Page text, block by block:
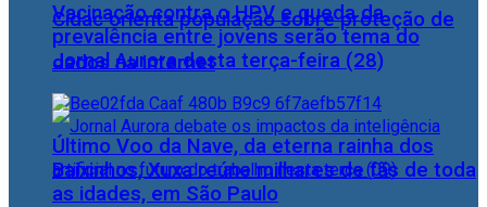
Cidac orienta população sobre proteção de
dados na internet
Vacinação contra o HPV e queda da
prevalência entre jovens serão tema do
Jornal Aurora desta terça-feira (28)
Último Voo da Nave, da eterna rainha dos
Baixinhos, Xuxa reúne milhares de fãs de toda
as idades, em São Paulo